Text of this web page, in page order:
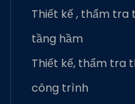
Thiết kế , thẩm tra
tầng hầm
Thiết kế, thẩm tra
công trình